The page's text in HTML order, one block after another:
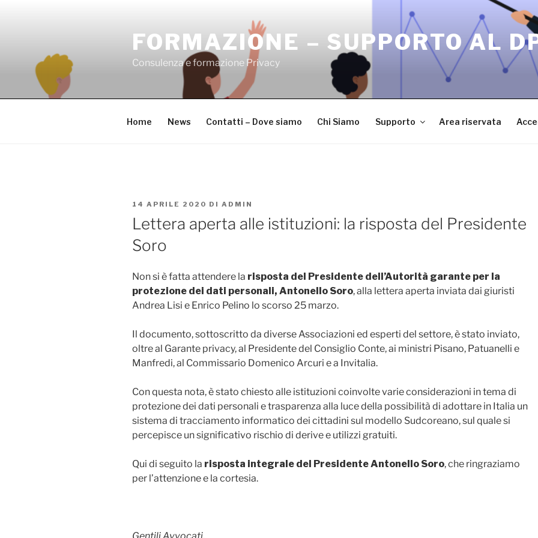
FORMAZIONE – SUPPORTO AL
Consulenza e formazione Privacy
Home News Contatti – Dove siamo Chi Siamo Supporto Area riservata
PUBBLICATO
IL
14 APRILE 2020 DI ADMIN
Lettera aperta alle istituzioni: la risposta del Presidente
Soro
Non si è fatta attendere la risposta del Presidente dell’Autorità garante per la
protezione dei dati personali, Antonello Soro, alla lettera aperta inviata dai giuristi
Andrea Lisi e Enrico Pelino lo scorso 25 marzo.
Il documento, sottoscritto da diverse Associazioni ed esperti del settore, è stato inviato,
oltre al Garante privacy, al Presidente del Consiglio Conte, ai ministri Pisano, Patuanelli e
Manfredi, al Commissario Domenico Arcuri e a Invitalia.
Con questa nota, è stato chiesto alle istituzioni coinvolte varie considerazioni in tema di
protezione dei dati personali e trasparenza alla luce della possibilità di adottare in Italia un
sistema di tracciamento informatico dei cittadini sul modello Sudcoreano, sul quale si
percepisce un significativo rischio di derive e utilizzi gratuiti.
Qui di seguito la risposta integrale del Presidente Antonello Soro, che ringraziamo
per l’attenzione e la cortesia.